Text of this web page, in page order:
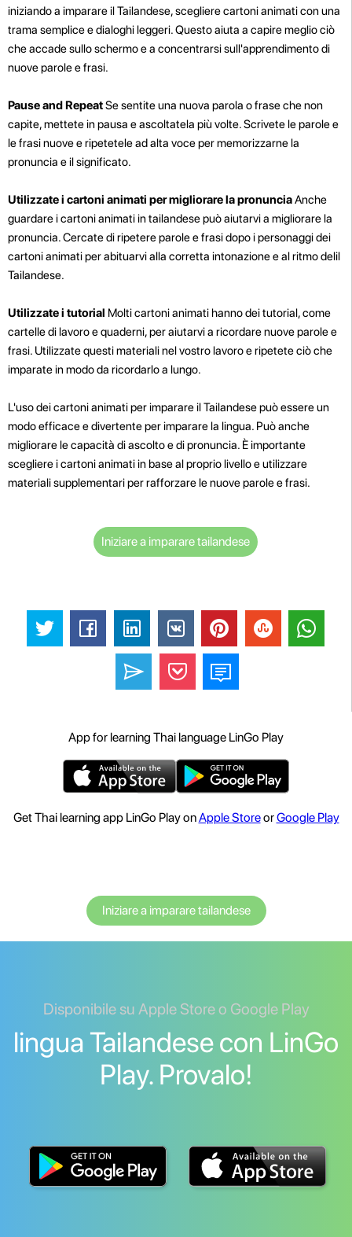
iniziando a imparare il Tailandese, scegliere cartoni animati con una
trama semplice e dialoghi leggeri. Questo aiuta a capire meglio ciò
che accade sullo schermo e a concentrarsi sull'apprendimento di
nuove parole e frasi.
Pause and RepeatSe sentite una nuova parola o frase che non
capite, mettete in pausa e ascoltatela più volte. Scrivete le parole e
le frasi nuove e ripetetele ad alta voce per memorizzarne la
pronuncia e il significato.
Utilizzate i cartoni animati per migliorare la pronunciaAnche
guardare i cartoni animati in tailandese può aiutarvi a migliorare la
pronuncia. Cercate di ripetere parole e frasi dopo i personaggi dei
cartoni animati per abituarvi alla corretta intonazione e al ritmo delil
Tailandese.
Utilizzate i tutorial Molti cartoni animati hanno dei tutorial, come
cartelle di lavoro e quaderni, per aiutarvi a ricordare nuove parole e
frasi. Utilizzate questi materiali nel vostro lavoro e ripetete ciò che
imparate in modo da ricordarlo a lungo.
L'uso dei cartoni animati per imparare il Tailandese può essere un
modo efficace e divertente per imparare la lingua. Può anche
migliorare le capacità di ascolto e di pronuncia. È importante
scegliere i cartoni animati in base al proprio livello e utilizzare
materiali supplementari per rafforzare le nuove parole e frasi.
Iniziare a imparare tailandese
App for learning Thai language LinGo Play
Get Thai learning app LinGo Play onApple StoreorGoogle Play
Iniziare a imparare tailandese
Disponibile su Apple Store o Google Play
lingua Tailandese con LinGo
Play. Provalo!